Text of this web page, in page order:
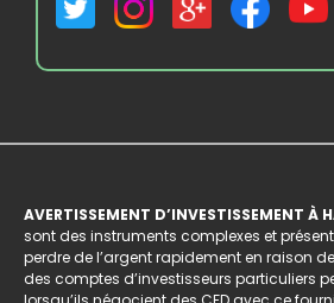
AVERTISSEMENT D’INVESTISSEMENT À
sont des instruments complexes et
perdre de l’argent rapidement en raison de
des comptes d’investisseurs particuliers